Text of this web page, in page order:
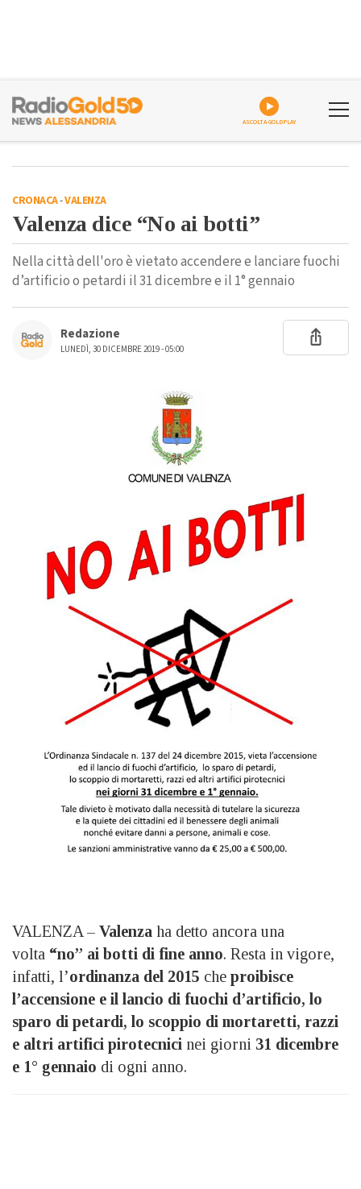
ASCOLTA GOLDPLAY
CRONACA-VALENZA
Valenza dice “No ai botti”
Nella città dell'oro è vietato accendere e lanciare fuochi
d’artificio o petardi il 31 dicembre e il 1° gennaio
Redazione
LUNEDÌ, 30 DICEMBRE 2019 - 05:00
VALENZA – Valenza ha detto ancora una
volta “no” ai botti di fine anno. Resta in vigore,
infatti, l’ordinanza del 2015 che proibisce
l’accensione e il lancio di fuochi d’artificio, lo
sparo di petardi, lo scoppio di mortaretti, razzi
e altri artifici pirotecnici nei giorni 31 dicembre
e 1° gennaio di ogni anno.